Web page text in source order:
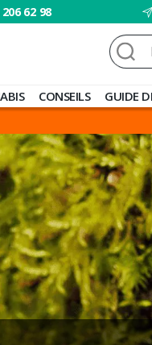
62 98
CONSEILS GUIDE